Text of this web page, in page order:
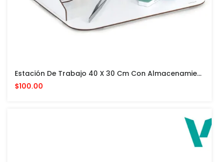
Estación De Trabajo 40 X 30 Cm Con Almacenamiento Vertical PARA PINTURAS VALLEJO Y ACCESORIOS
$100.00